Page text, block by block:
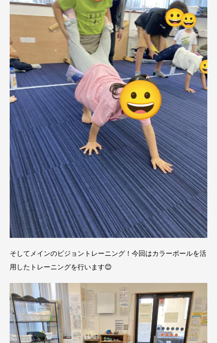
そしてメインのビジョントレーニング！今回はカラーボールを活
用したトレーニングを行います😊